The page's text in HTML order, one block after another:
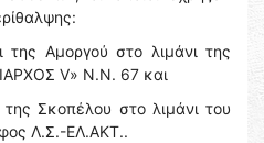
της Αμοργού στο λιμάνι της
V» Ν.Ν. 67 και
Σκοπέλου στο λιμάνι του
Λ.Σ.-ΕΛ.ΑΚΤ..